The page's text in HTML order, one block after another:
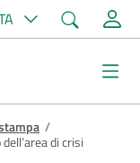
Cerca
/
di crisi